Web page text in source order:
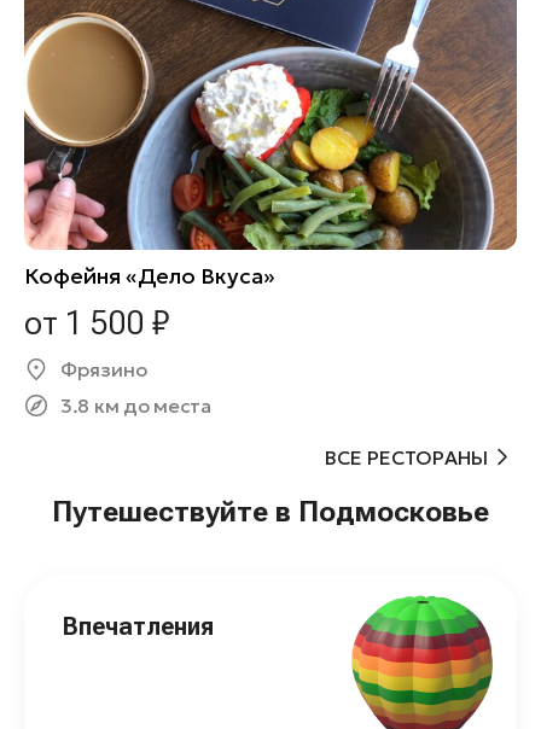
Кофейня «Дело Вкуса»
от 1 500 ₽
Фрязино
3.8 км до места
ВСЕ РЕСТОРАНЫ
Путешествуйте в Подмосковье
Впечатления